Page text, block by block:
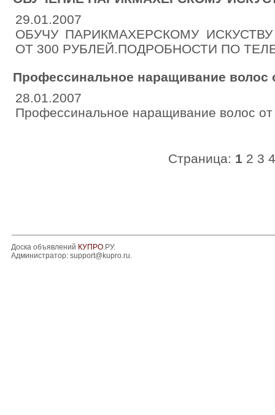
29.01.2007
ОБУЧУ ПАРИКМАХЕРСКОМУ
ОТ 300 РУБЛЕЙ.ПОДРОБНОСТИ ПО
Профессинальное наращивание волос
28.01.2007
Профессинальное наращивание волос
Страница: 1 2 3 4
Доска объявлений КУПРО.РУ.
Администратор: support@kupro.ru.